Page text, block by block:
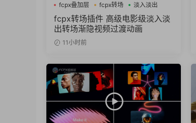
fcpx叠加层 fcpx转场 淡入淡出
fcpx转场插件 高级电影级淡入淡
出转场渐隐视频过渡动画
11小时前